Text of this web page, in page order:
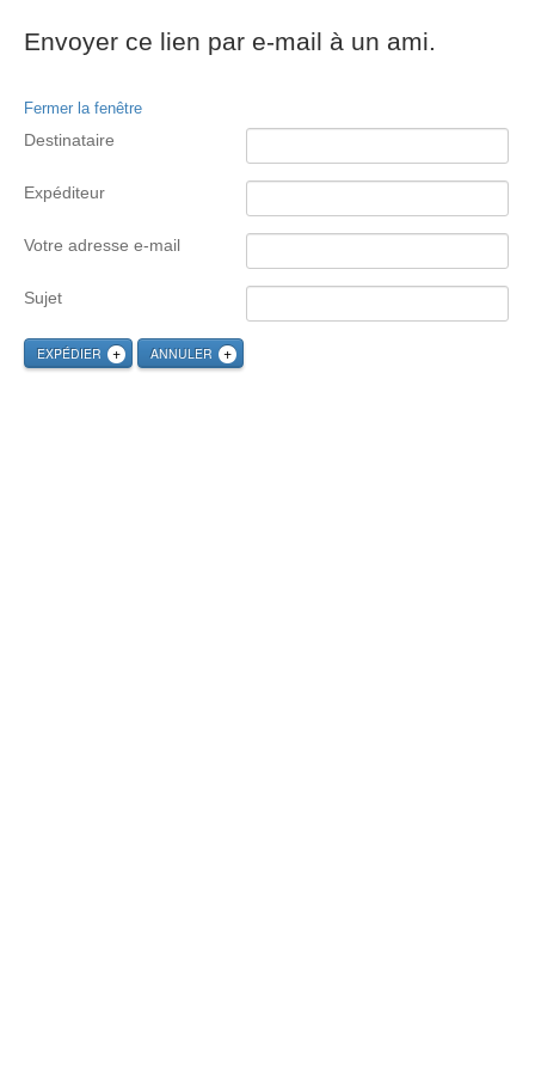
Envoyer ce lien par e-mail à un ami.
Fermer la fenêtre
Destinataire
Expéditeur
Votre adresse e-mail
Sujet
EXPÉDIER ANNULER